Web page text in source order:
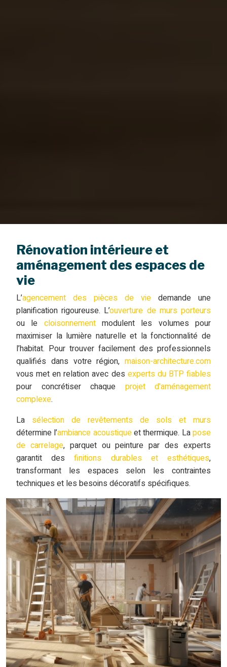
Rénovation intérieure et
aménagement des espaces de
vie
L’agencement des pièces de vie demande une
planification rigoureuse. L’ouverture de murs porteurs
ou le cloisonnementmodulent les volumes pour
maximiser la lumière naturelle et la fonctionnalité de
l’habitat. Pour trouver facilement des professionnels
qualifiés dans votre région, maison-architecture.com
vous met en relation avec des experts du BTP fiables
pour concrétiser chaque projet d'aménagement
complexe.
La sélection de revêtements de sols et murs
détermine l’ambiance acoustiqueet thermique. Lapose
de carrelage, parquet ou peinture par des experts
garantit desfinitions durables et esthétiques,
transformant les espaces selon les contraintes
techniques et les besoins décoratifs spécifiques.